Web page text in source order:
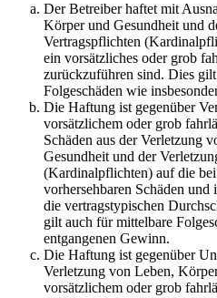
Der Betreiber haftet mit
Körper und Gesundheit und
Vertragspflichten
ein vorsätzliches oder grob
zurückzuführen sind. Dies
Folgeschäden wie
Die Haftung ist gegenüber
vorsätzlichem oder grob
Schäden aus der Verletzung
Gesundheit und der
(Kardinalpflichten) auf die
vorhersehbaren Schäden
die vertragstypischen
gilt auch für mittelbare
entgangenen Gewinn.
Die Haftung ist gegenüber
Verletzung von Leben,
vorsätzlichem oder grob